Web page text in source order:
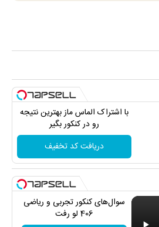
با اشتراک الماس ماز بهترین نتیجه
رو در کنکور بگیر
دریافت کد تخفیف
سوال‌های کنکور تجربی و ریاضی
406 لو رفت